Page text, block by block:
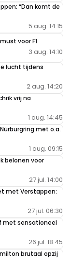
“Dan komt de
5 aug. 14:15
voor F1
3 aug. 14:10
lucht tijdens
2 aug. 14:20
vrij na
1 aug. 14:45
met o.a.
1 aug. 09:15
belonen voor
27 jul. 14:00
met Verstappen:
27 jul. 06:30
met sensationeel
26 jul. 18:45
brutaal opzij